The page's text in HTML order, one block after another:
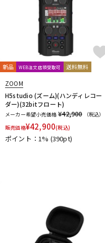
新品 WEB注文店頭受取可 送料無料
ZOOM
H5studio (ズーム)(ハンディレコー
ダー)(32bitフロート)
メーカー希望小売価格 ¥42,900
（税込）
販売価格¥42,900(税込)
ポイント：1% (390pt)